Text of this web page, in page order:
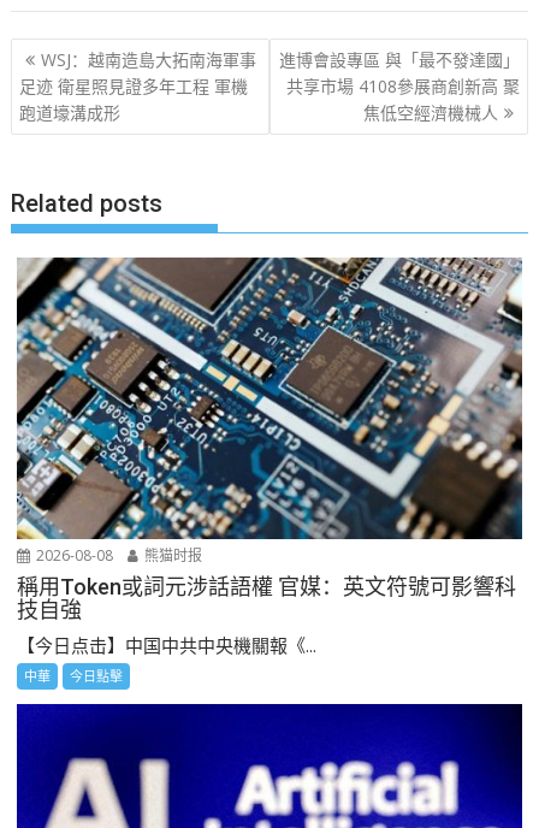
文
章
导
WSJ：越南造島大拓南海軍事
足迹 衛星照見證多年工程 軍機
跑道壕溝成形
進博會設專區 與「最不發達國」
共享市場 4108參展商創新高 聚
焦低空經濟機械人
Related posts
2026-08-08 熊猫时报
稱用Token或詞元涉話語權 官媒：英文符號可影響科
技自強
【今日点击】中国中共中央機關報《...
中華 今日點擊